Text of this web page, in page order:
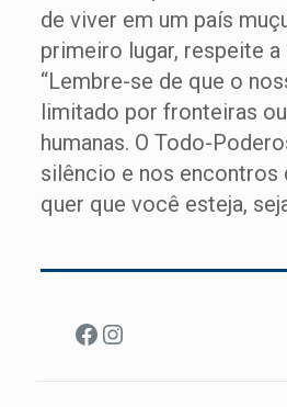
de viver em um país
primeiro lugar, respeite
“Lembre-se de que o
limitado por fronteiras
humanas. O Todo-
silêncio e nos encontros
quer que você esteja,
Facebook
Instagram